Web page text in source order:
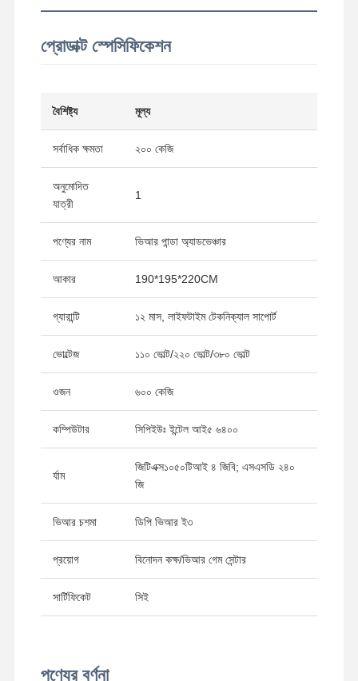
প্রোডাক্ট স্পেসিফিকেশন
বৈশিষ্ট্য মূল্য
সর্বাধিক ক্ষমতা ২০০ কেজি
অনুমোদিত
যাত্রী
1
পণ্যের নাম ভিআর পান্ডা অ্যাডভেঞ্চার
আকার 190*195*220CM
গ্যারান্টি ১২ মাস, লাইফটাইম টেকনিক্যাল সাপোর্ট
ভোল্টেজ ১১০ ভোল্ট/২২০ ভোল্ট/৩৮০ ভোল্ট
ওজন ৬০০ কেজি
কম্পিউটার সিপিইউঃ ইন্টেল আই৫ ৬৪০০
র্যাম
জিটিএক্স১০৫০টিআই ৪ জিবি; এসএসডি ২৪০
জি
ভিআর চশমা ডিপি ভিআর ই৩
প্রয়োগ বিনোদন কক্ষ/ভিআর গেম সেন্টার
সার্টিফিকেট সিই
পণ্যের বর্ণনা